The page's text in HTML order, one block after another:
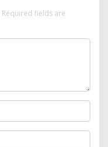
Required fields are